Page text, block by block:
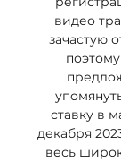
видео
зачастую
ставку в
декабря
весь